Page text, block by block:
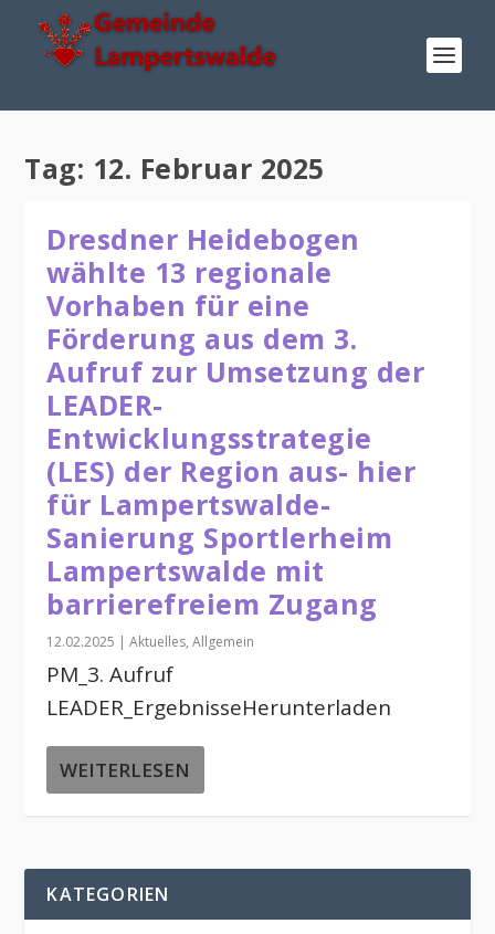
Tag: 12. Februar 2025
Dresdner Heidebogen
wählte 13 regionale
Vorhaben für eine
Förderung aus dem 3.
Aufruf zur Umsetzung der
LEADER-
Entwicklungsstrategie
(LES) der Region aus- hier
für Lampertswalde-
Sanierung Sportlerheim
Lampertswalde mit
barrierefreiem Zugang
12.02.2025 |Aktuelles,Allgemein
PM_3. Aufruf
LEADER_ErgebnisseHerunterladen
WEITERLESEN
KATEGORIEN